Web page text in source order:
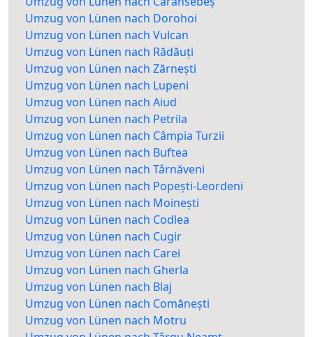
Umzug von Lünen nach Dorohoi
Umzug von Lünen nach Vulcan
Umzug von Lünen nach Rădăuți
Umzug von Lünen nach Zărnești
Umzug von Lünen nach Lupeni
Umzug von Lünen nach Aiud
Umzug von Lünen nach Petrila
Umzug von Lünen nach Câmpia Turzii
Umzug von Lünen nach Buftea
Umzug von Lünen nach Târnăveni
Umzug von Lünen nach Popești-Leordeni
Umzug von Lünen nach Moinești
Umzug von Lünen nach Codlea
Umzug von Lünen nach Cugir
Umzug von Lünen nach Carei
Umzug von Lünen nach Gherla
Umzug von Lünen nach Blaj
Umzug von Lünen nach Comănești
Umzug von Lünen nach Motru